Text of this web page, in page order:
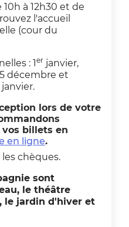
à 12h30 et de
l'accueil
(cour du
: 1er janvier,
décembre et
lors de votre
billets en
en ligne.
chèques.
sont
le théâtre
le jardin d'hiver et